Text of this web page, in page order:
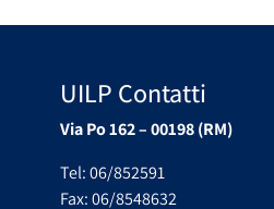
UILP Contatti
Via Po 162 – 00198 (RM)
Tel: 06/852591
Fax: 06/8548632